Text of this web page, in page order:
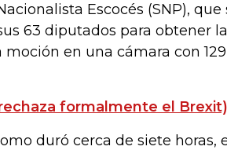
Escocés (SNP), que
63 diputados para obtener la
en una cámara con 129
formalmente el
duró cerca de siete horas,